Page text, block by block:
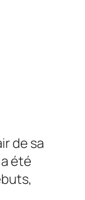
de sa
été